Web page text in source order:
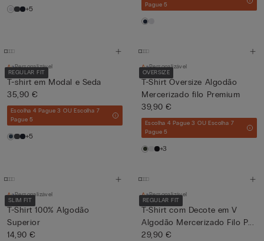
+5
Pague 5
REGULAR FIT
Personalizável
T-shirt em Modal e Seda
35,90 €
Escolha 4 Pague 3 OU Escolha 7
Pague 5
+5
OVERSIZE
Personalizável
T-Shirt Oversize Algodão
Mercerizado filo Premium
39,90 €
Escolha 4 Pague 3 OU Escolha 7
Pague 5
+3
SLIM FIT
Personalizável
T-Shirt 100% Algodão
Superior
14,90 €
REGULAR FIT
Personalizável
T-Shirt com Decote em V
Algodão Mercerizado Filo P...
29,90 €